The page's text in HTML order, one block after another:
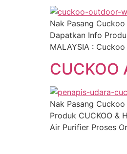
Nak Pasang Cuckoo
Dapatkan Info
MALAYSIA :
CUCKOO
Nak Pasang
Produk CUCKOO &
Air Purifier Proses